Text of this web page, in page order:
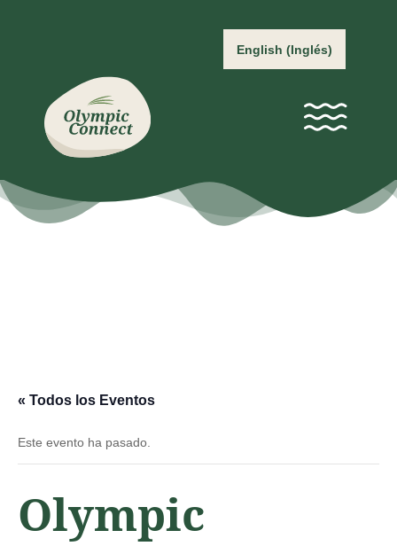
English (Inglés)
« Todos los Eventos
Este evento ha pasado.
Olympic